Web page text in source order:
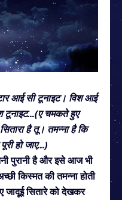
आई सी टूनाइट। विश आई
टूनाइट...(ए चमकते हुए
है तू। तमन्ना है कि
हो जाए...)
पुरानी है और इसे आज भी
किस्मत की तमन्ना होती
जादूई सितारे को देखकर